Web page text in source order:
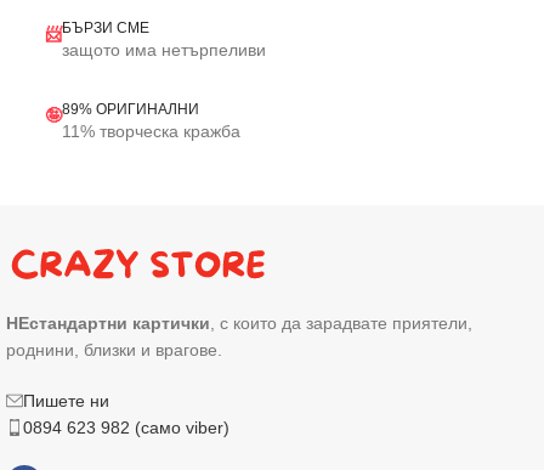
📨БЪРЗИ СМЕ
защото има нетърпеливи
🤪89% ОРИГИНАЛНИ
11% творческа кражба
НЕстандартни картички , с които да зарадвате приятели,
роднини, близки и врагове.
Пишете ни
0894 623 982 (само viber)